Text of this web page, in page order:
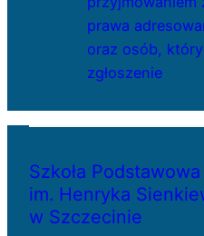
prawa
oraz osób,
zgłoszenie
Szkoła
im. Henryka
w Szczecinie